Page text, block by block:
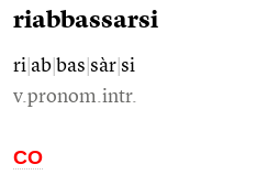
riabbassarsi
ri ab bas sàr si
v.pronom.intr.
CO